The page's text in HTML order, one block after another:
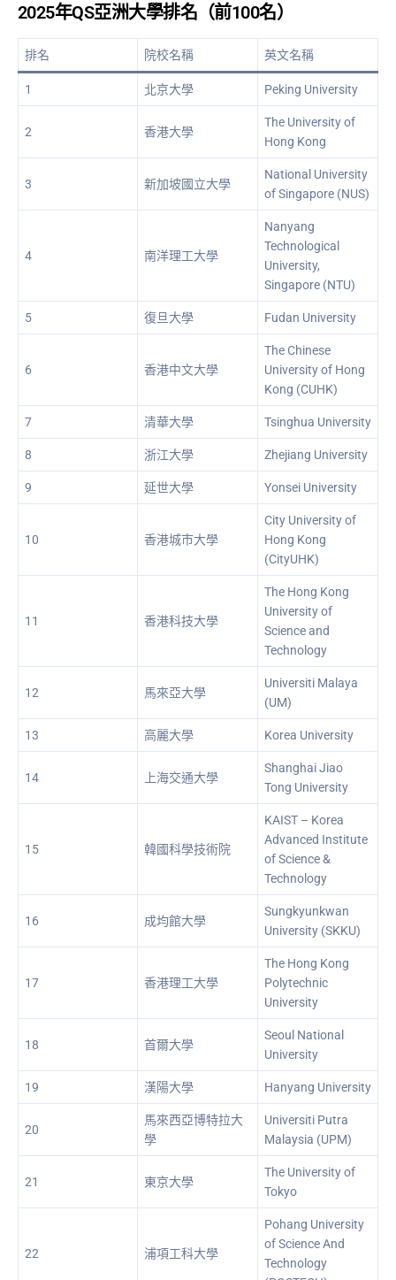
2025年QS亞洲大學排名（前100名）
排名 院校名稱 英文名稱
1 北京大學 Peking University
2 香港大學
The University of
Hong Kong
3 新加坡國立大學
National University
of Singapore (NUS)
4 南洋理工大學
Nanyang
Technological
University,
Singapore (NTU)
5 復旦大學 Fudan University
6 香港中文大學
The Chinese
University of Hong
Kong (CUHK)
7 清華大學 Tsinghua University
8 浙江大學 Zhejiang University
9 延世大學 Yonsei University
10 香港城市大學
City University of
Hong Kong
(CityUHK)
11 香港科技大學
The Hong Kong
University of
Science and
Technology
12 馬來亞大學
Universiti Malaya
(UM)
13 高麗大學 Korea University
14 上海交通大學
Shanghai Jiao
Tong University
15 韓國科學技術院
KAIST – Korea
Advanced Institute
of Science &
Technology
16 成均館大學
Sungkyunkwan
University (SKKU)
17 香港理工大學
The Hong Kong
Polytechnic
University
18 首爾大學
Seoul National
University
19 漢陽大學 Hanyang University
20
馬來西亞博特拉大
學
Universiti Putra
Malaysia (UPM)
21 東京大學
The University of
Tokyo
22 浦項工科大學
Pohang University
of Science And
Technology